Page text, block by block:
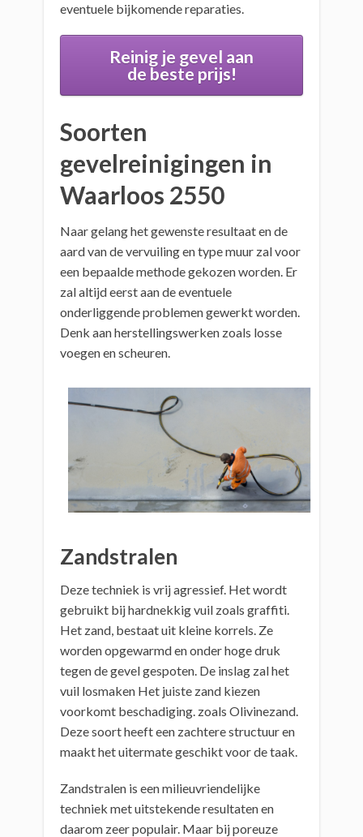
eventuele bijkomende reparaties.
Reinig je gevel aan
de beste prijs!
Soorten
gevelreinigingen in
Waarloos 2550
Naar gelang het gewenste resultaat en de
aard van de vervuiling en type muur zal voor
een bepaalde methode gekozen worden. Er
zal altijd eerst aan de eventuele
onderliggende problemen gewerkt worden.
Denk aan herstellingswerken zoals losse
voegen en scheuren.
Zandstralen
Deze techniek is vrij agressief. Het wordt
gebruikt bij hardnekkig vuil zoals graffiti.
Het zand, bestaat uit kleine korrels. Ze
worden opgewarmd en onder hoge druk
tegen de gevel gespoten. De inslag zal het
vuil losmaken Het juiste zand kiezen
voorkomt beschadiging. zoals Olivinezand.
Deze soort heeft een zachtere structuur en
maakt het uitermate geschikt voor de taak.
Zandstralen is een milieuvriendelijke
techniek met uitstekende resultaten en
daarom zeer populair. Maar bij poreuze